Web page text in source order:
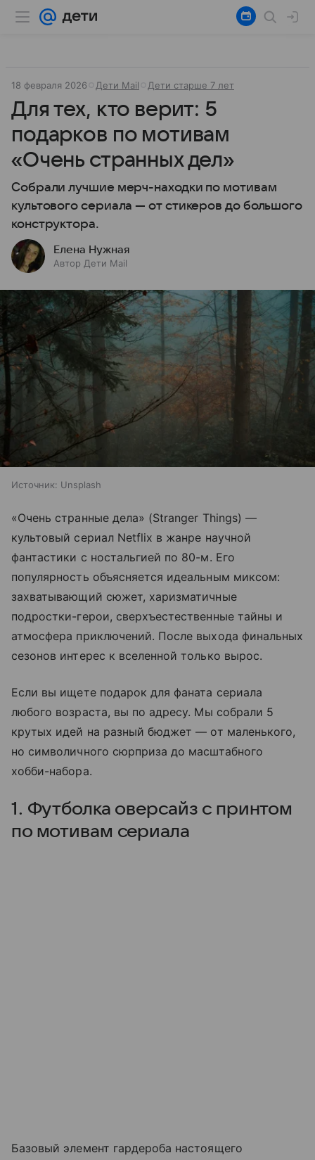
18 февраля 2026 Дети Mail Дети старше 7 лет
Для тех, кто верит: 5
подарков по мотивам
«Очень странных дел»
Собрали лучшие мерч-находки по мотивам
культового сериала — от стикеров до большого
конструктора.
Елена Нужная
Автор Дети Mail
Источник: Unsplash
«Очень странные дела» (Stranger Things) —
культовый сериал Netflix в жанре научной
фантастики с ностальгией по 80-м. Его
популярность объясняется идеальным миксом:
захватывающий сюжет, харизматичные
подростки-герои, сверхъестественные тайны и
атмосфера приключений. После выхода финальных
сезонов интерес к вселенной только вырос.
Если вы ищете подарок для фаната сериала
любого возраста, вы по адресу. Мы собрали 5
крутых идей на разный бюджет — от маленького,
но символичного сюрприза до масштабного
хобби-набора.
1. Футболка оверсайз с принтом
по мотивам сериала
Базовый элемент гардероба настоящего